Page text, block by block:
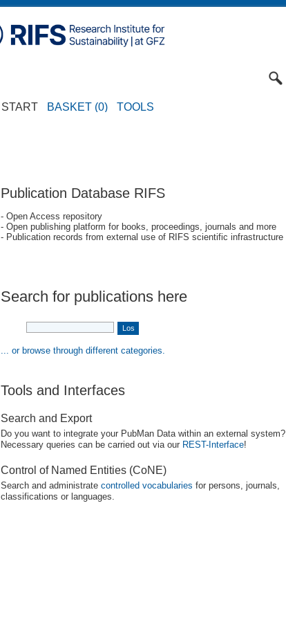
START BASKET (0) TOOLS
Publication Database RIFS
- Open Access repository
- Open publishing platform for books, proceedings, journals and more
- Publication records from external use of RIFS scientific infrastructure
Search for publications here
... or browse through different categories.
Tools and Interfaces
Search and Export
Do you want to integrate your PubMan Data within an external system?
Necessary queries can be carried out via our REST-Interface!
Control of Named Entities (CoNE)
Search and administrate controlled vocabularies for persons, journals,
classifications or languages.